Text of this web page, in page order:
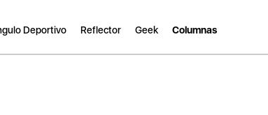
Deportivo Reflector Geek Columnas